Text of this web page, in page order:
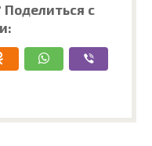
Поделиться с